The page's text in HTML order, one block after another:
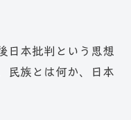
日本批判という思想
民族とは何か、日本